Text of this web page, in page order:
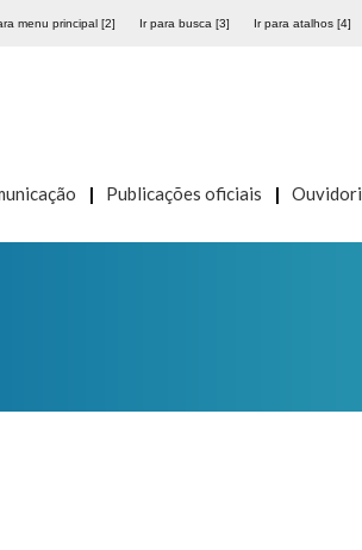
menu principal [2] Ir para busca [3] Ir para atalhos [4]
Publicações oficiais